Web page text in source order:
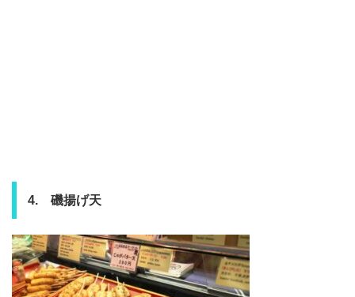
4. 磯揚げ天